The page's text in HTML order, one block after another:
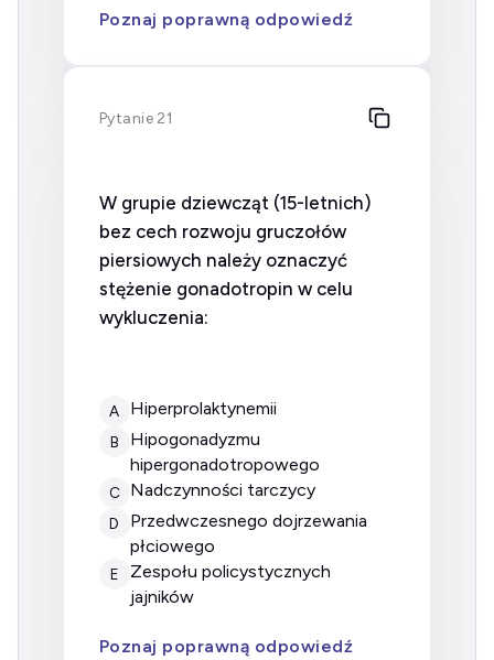
Poznaj poprawną odpowiedź
Pytanie 21
W grupie dziewcząt (15-letnich)
bez cech rozwoju gruczołów
piersiowych należy oznaczyć
stężenie gonadotropin w celu
wykluczenia:
A Hiperprolaktynemii
B
Hipogonadyzmu
hipergonadotropowego
C Nadczynności tarczycy
D
Przedwczesnego dojrzewania
płciowego
E
Zespołu policystycznych
jajników
Poznaj poprawną odpowiedź